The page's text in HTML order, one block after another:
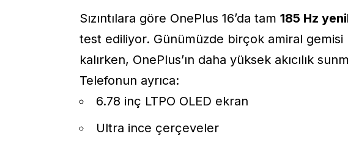
Sızıntılara göre OnePlus 16’da tam 185 Hz
test ediliyor. Günümüzde birçok amiral gemisi
kalırken, OnePlus’ın daha yüksek akıcılık
Telefonun ayrıca:
6.78 inç LTPO OLED ekran
Ultra ince çerçeveler